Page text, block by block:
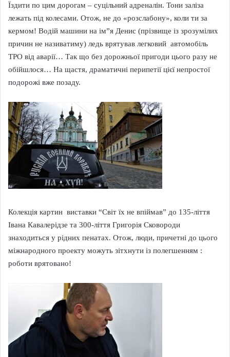
Їздити по цим дорогам – суцільний адреналін. Тони заліза
лежать під колесами. Отож, не до «розслабону», коли ти за
кермом! Водій машини на ім”я Денис (прізвище із зрозумілих
причин не називатиму) ледь врятував легковий автомобіль
ТРО від аварії… Так що без дорожньої пригоди цього разу не
обійшлося… На щастя, драматичні перипетії цієї непростої
подорожі вже позаду.
Колекція картин виставки “Світ їх не впіймав” до 135-ліття
Івана Кавалерідзе та 300-ліття Григорія Сковороди
знаходиться у рідних пенатах. Отож, люди, причетні до цього
міжнародного проекту можуть зітхнути із полегшенням :
роботи врятовано!